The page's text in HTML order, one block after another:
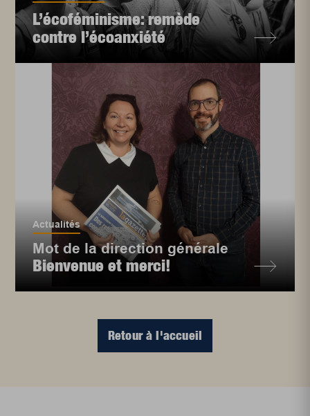
L’écoféminisme: remède
contre l’écoanxiété
Actualités
Mot de la direction générale
Bienvenue et merci!
Retour à l'accueil